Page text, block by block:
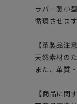
ラバー製小
循環させます
【革製品注意
天然素材の
また、革質
【商品に関